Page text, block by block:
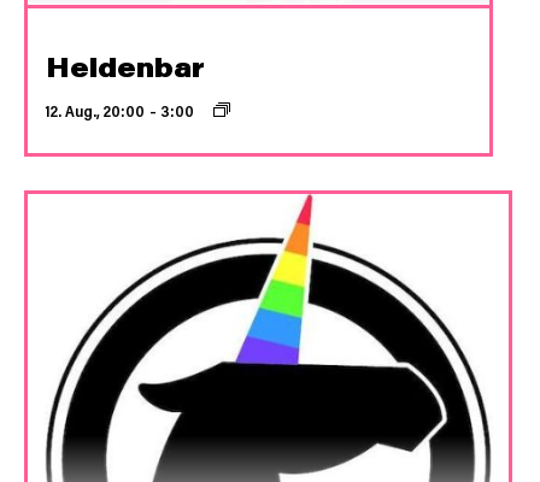
Heldenbar
12. Aug., 20:00 – 3:00